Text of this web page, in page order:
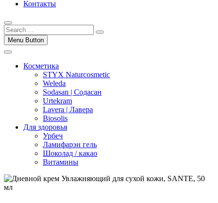
Контакты
Menu Button
Косметика
STYX Naturcosmetic
Weleda
Sodasan | Содасан
Urtekram
Lavera | Лавера
Biosolis
Для здоровья
Урбеч
Ламифарэн гель
Шоколад / какао
Витамины